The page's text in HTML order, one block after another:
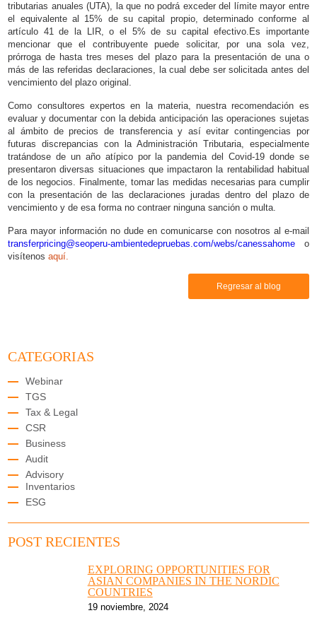
tributarias anuales (UTA), la que no podrá exceder del límite mayor entre
el equivalente al 15% de su capital propio, determinado conforme al
artículo 41 de la LIR, o el 5% de su capital efectivo.Es importante
mencionar que el contribuyente puede solicitar, por una sola vez,
prórroga de hasta tres meses del plazo para la presentación de una o
más de las referidas declaraciones, la cual debe ser solicitada antes del
vencimiento del plazo original.
Como consultores expertos en la materia, nuestra recomendación es
evaluar y documentar con la debida anticipación las operaciones sujetas
al ámbito de precios de transferencia y así evitar contingencias por
futuras discrepancias con la Administración Tributaria, especialmente
tratándose de un año atípico por la pandemia del Covid-19 donde se
presentaron diversas situaciones que impactaron la rentabilidad habitual
de los negocios. Finalmente, tomar las medidas necesarias para cumplir
con la presentación de las declaraciones juradas dentro del plazo de
vencimiento y de esa forma no contraer ninguna sanción o multa.
Para mayor información no dude en comunicarse con nosotros al e-mail
transferpricing@seoperu-ambientedepruebas.com/webs/canessahome o
visítenos aquí.
Regresar al blog
CATEGORIAS
Webinar
TGS
Tax & Legal
CSR
Business
Audit
Advisory
Inventarios
ESG
POST RECIENTES
EXPLORING OPPORTUNITIES FOR
ASIAN COMPANIES IN THE NORDIC
COUNTRIES
19 noviembre, 2024